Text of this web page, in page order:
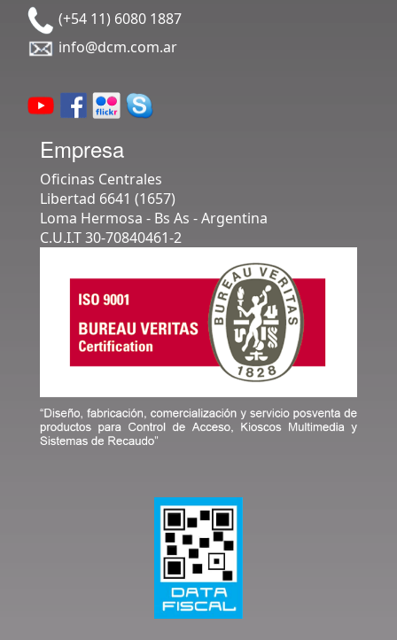
(+54 11) 6080 1887
info@dcm.com.ar
Empresa
Oficinas Centrales
Libertad 6641 (1657)
Loma Hermosa - Bs As - Argentina
C.U.I.T 30-70840461-2